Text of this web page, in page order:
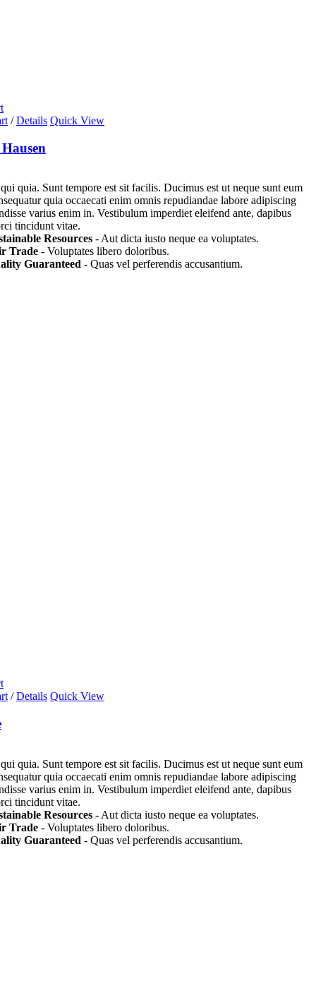
/ Details Quick View
quia. Sunt tempore est sit facilis. Ducimus est ut neque sunt eum
quia occaecati enim omnis repudiandae labore adipiscing
varius enim in. Vestibulum imperdiet eleifend ante, dapibus
tincidunt vitae.
Resources - Aut dicta iusto neque ea voluptates.
Trade - Voluptates libero doloribus.
Guaranteed - Quas vel perferendis accusantium.
/ Details Quick View
quia. Sunt tempore est sit facilis. Ducimus est ut neque sunt eum
quia occaecati enim omnis repudiandae labore adipiscing
varius enim in. Vestibulum imperdiet eleifend ante, dapibus
tincidunt vitae.
Resources - Aut dicta iusto neque ea voluptates.
Trade - Voluptates libero doloribus.
Guaranteed - Quas vel perferendis accusantium.